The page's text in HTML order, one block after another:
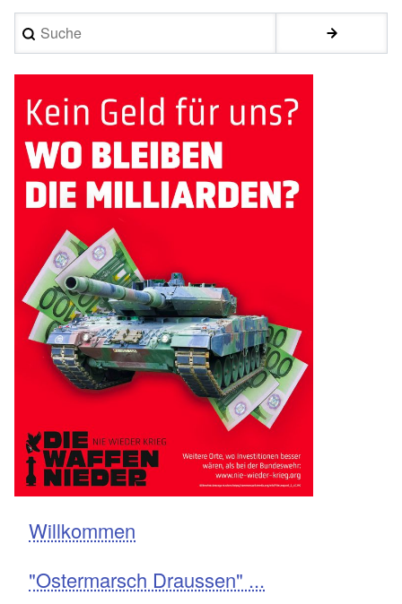
Suche
Navigation
Willkommen
"Ostermarsch Draussen" ...